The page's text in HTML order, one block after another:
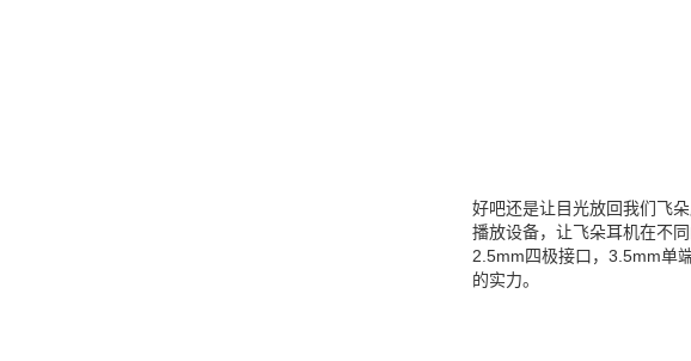
好吧还是让目光放回我们飞
播放设备，让飞朵耳机在不
2.5mm四极接口，3.5mm单
的实力。